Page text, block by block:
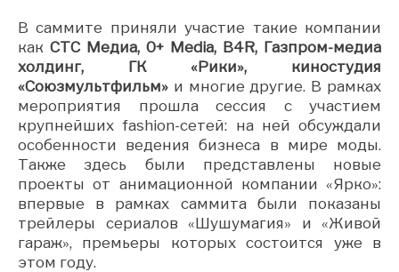
В саммите приняли участие такие компании
как CТС Медиа, 0+ Media, B4R, Газпром-медиа
холдинг, ГК «Рики», киностудия
«Союзмультфильм» и многие другие. В рамках
мероприятия прошла сессия с участием
крупнейших fashion-сетей: на ней обсуждали
особенности ведения бизнеса в мире моды.
Также здесь были представлены новые
проекты от анимационной компании «Ярко»:
впервые в рамках саммита были показаны
трейлеры сериалов «Шушумагия» и «Живой
гараж», премьеры которых состоится уже в
этом году.